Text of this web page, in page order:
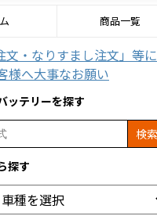
商品一覧
文・なりすまし注文」等に
様へ大事なお願い
ッテリーを探す
探す